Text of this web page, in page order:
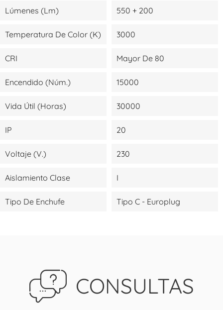
Lúmenes (lm) 550 + 200
Temperatura De Color (K) 3000
CRI Mayor De 80
Encendido (Núm.) 15000
Vida Útil (Horas) 30000
IP 20
Voltaje (V.) 230
Aislamiento Clase I
Tipo De Enchufe Tipo C - Europlug
CONSULTAS